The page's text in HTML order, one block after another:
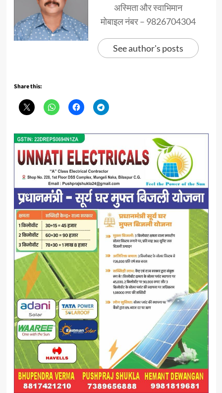
अस्मिता और स्वाभिमान
मोबाइल नंबर – 9826704304
See author's posts
Share this: